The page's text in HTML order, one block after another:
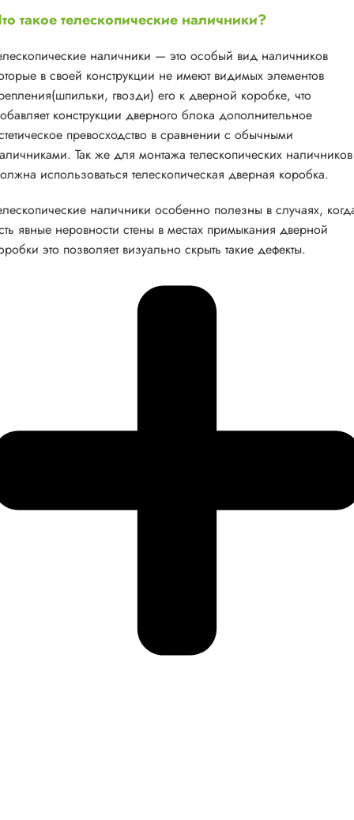
такое телескопические наличники?
наличники — это особый вид наличников
в своей конструкции не имеют видимых элементов
гвозди) его к дверной коробке, что
конструкции дверного блока дополнительное
превосходство в сравнении с обычными
Так же для монтажа телескопических наличников
использоваться телескопическая дверная коробка.
наличники особенно полезны в случаях,
явные неровности стены в местах примыкания дверной
это позволяет визуально скрыть такие дефекты.